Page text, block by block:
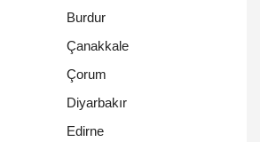
Burdur
Çanakkale
Çorum
Diyarbakır
Edirne